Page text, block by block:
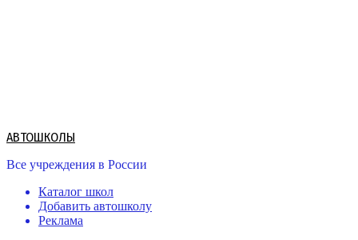
АВТОШКОЛЫ
Все учреждения в России
Каталог школ
Добавить автошколу
Реклама